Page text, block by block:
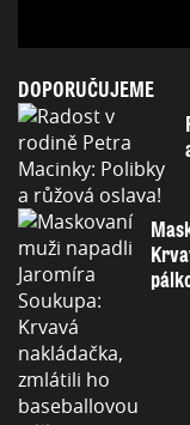
DOPORUČUJEME